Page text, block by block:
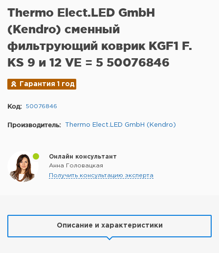
Thermo Elect.LED GmbH
(Kendro) сменный
фильтрующий коврик KGF1 F.
KS 9 и 12 VE = 5 50076846
Гарантия 1 год
Код: 50076846
Производитель: Thermo Elect.LED GmbH (Kendro)
Онлайн консультант
Анна Головацкая
Получить консультацию эксперта
Описание и характеристики